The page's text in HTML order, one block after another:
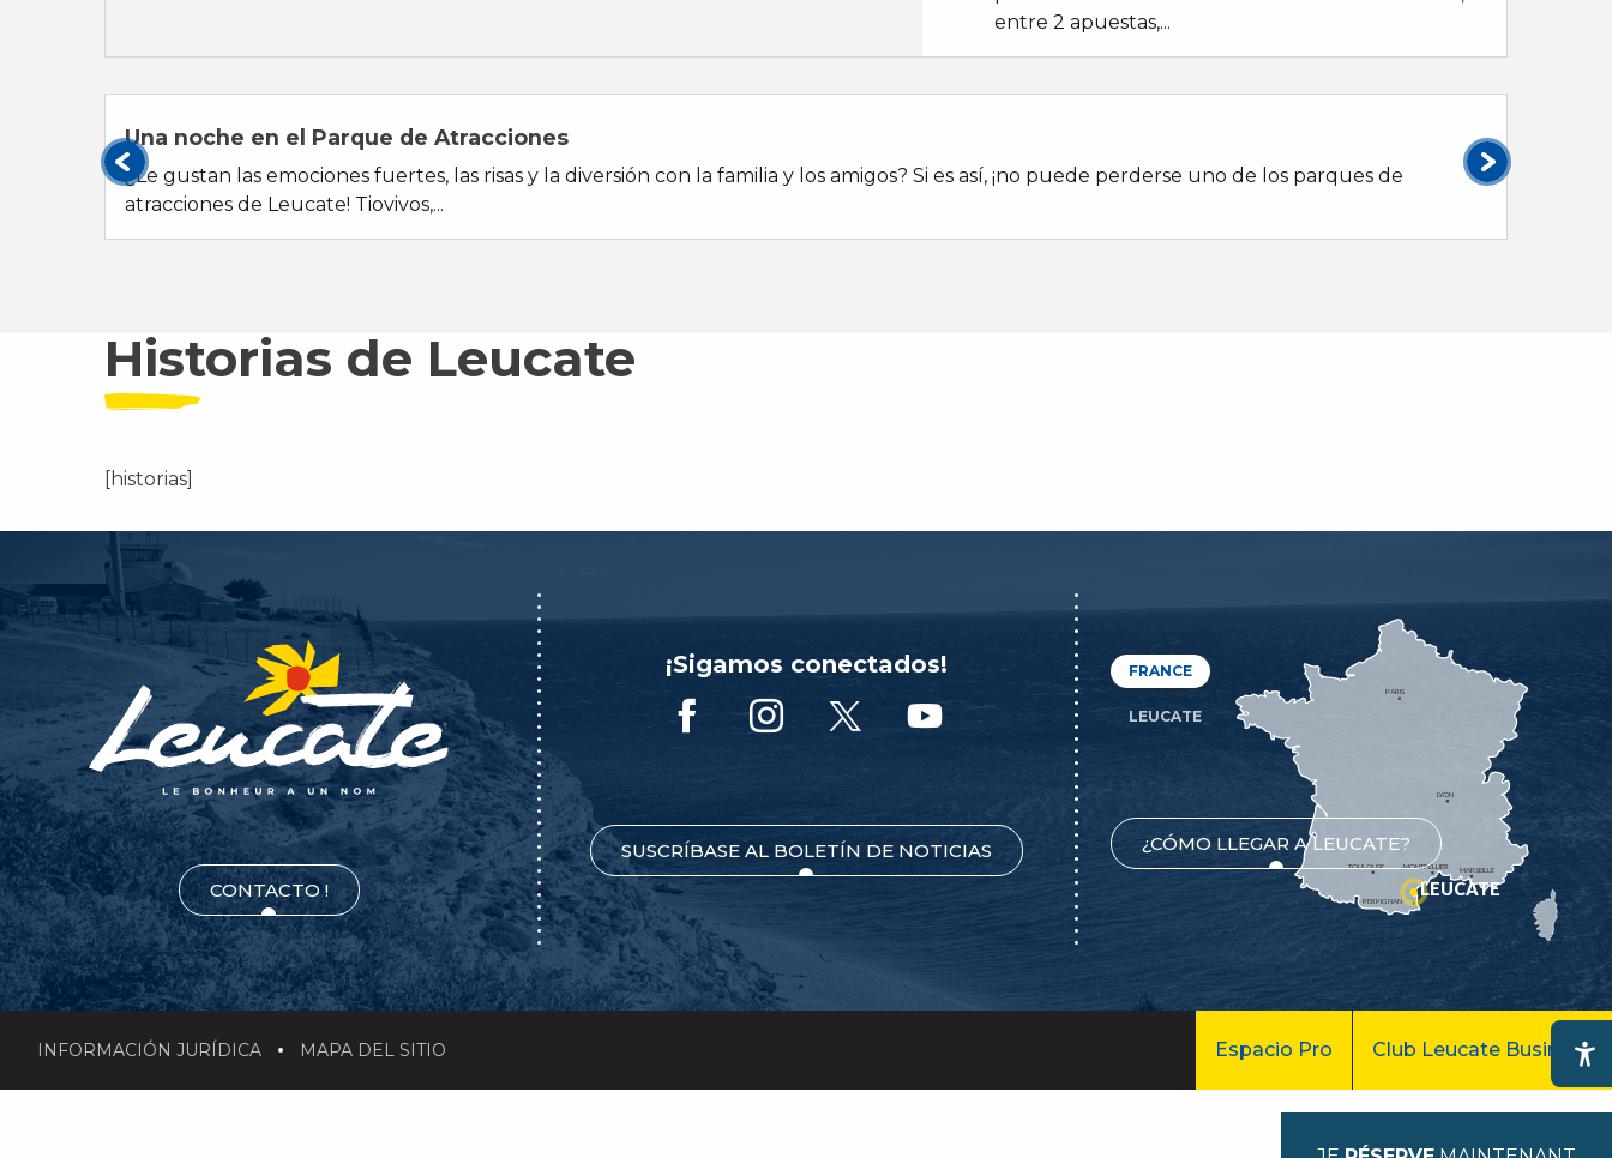
entre 2 apuestas,...
02
Una noche en el Parque de Atracciones
¿Le gustan las emociones fuertes, las risas y la diversión con la familia y los amigos? Si es así, ¡no puede perderse uno de los parques de
atracciones de Leucate! Tiovivos,...
Historias de Leucate
[historias]
CONTACTO !
¡Sigamos conectados!
SUSCRÍBASE AL BOLETÍN DE NOTICIAS
FRANCE
LEUCATE
¿CÓMO LLEGAR A LEUCATE?
MONTPELLIER
PERPIGNAN
MARSEILLE
TOULOUSE
LYON
PARIS
LEUCATE
INFORMACIÓN JURÍDICA MAPA DEL SITIO Espacio Pro Club Leucate Business